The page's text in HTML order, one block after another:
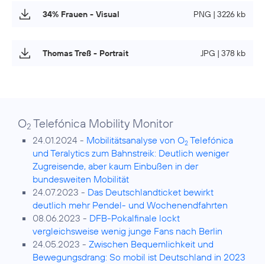
34% Frauen - Visual PNG | 3226 kb
Thomas Treß - Portrait JPG | 378 kb
O2 Telefónica Mobility Monitor
24.01.2024 - Mobilitätsanalyse von O2 Telefónica
und Teralytics zum Bahnstreik: Deutlich weniger
Zugreisende, aber kaum Einbußen in der
bundesweiten Mobilität
24.07.2023 - Das Deutschlandticket bewirkt
deutlich mehr Pendel- und Wochenendfahrten
08.06.2023 - DFB-Pokalfinale lockt
vergleichsweise wenig junge Fans nach Berlin
24.05.2023 - Zwischen Bequemlichkeit und
Bewegungsdrang: So mobil ist Deutschland in 2023